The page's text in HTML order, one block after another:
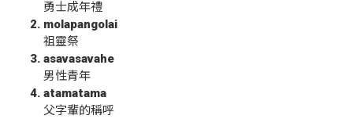
勇士成年禮
molapangolai
祖靈祭
asavasavahe
男性青年
atamatama
父字輩的稱呼